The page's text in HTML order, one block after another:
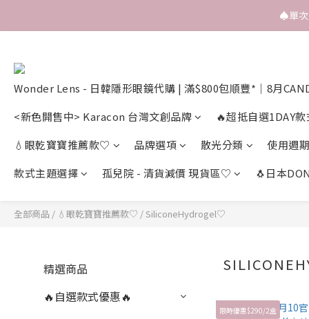
♠️單次
Wonder Lens - 日韓隱形眼鏡代購 | 滿$800包順豐*｜8月
<新色開售中> Karacon 台灣文創品牌
🔥超抵自選1DAY
💧眼乾寶寶推薦款♡
品牌選項 散光分類
使用週期
款式主題選擇
孤兒院 - 清貨減價 現貨區♡ 🐧日本
全部商品 / 💧眼乾寶寶推薦款♡ /SiliconeHydrogel♡
精選商品
🔥自選款式優惠🔥
限時優惠$290/2盒